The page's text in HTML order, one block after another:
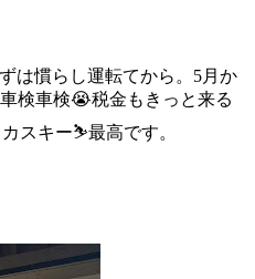
は慣らし運転てから。5月か
検車検😭税金もきっと来る
スキー⛷️最高です。